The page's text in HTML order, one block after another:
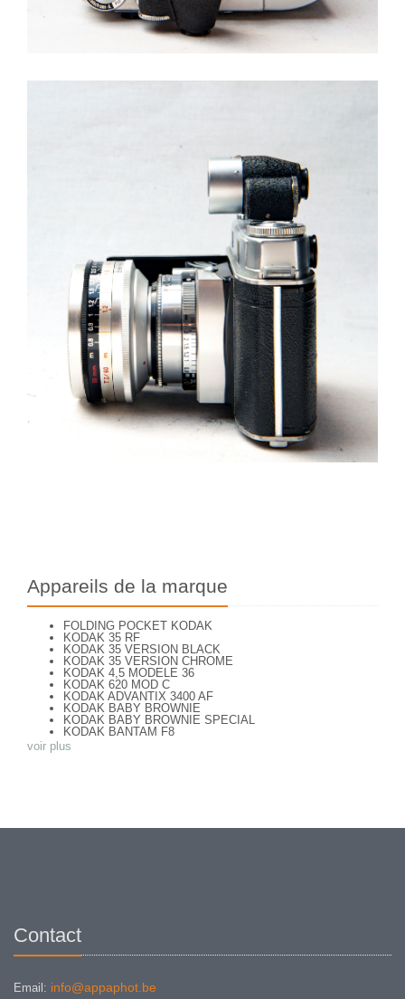
Appareils de la marque
FOLDING POCKET KODAK
KODAK 35 RF
KODAK 35 VERSION BLACK
KODAK 35 VERSION CHROME
KODAK 4,5 MODELE 36
KODAK 620 MOD C
KODAK ADVANTIX 3400 AF
KODAK BABY BROWNIE
KODAK BABY BROWNIE SPECIAL
KODAK BANTAM F8
KODAK BANTAM SPECIAL (Déco)
KODAK BR. JUNIOR 620 Mod 112
KODAK BROWNIE PLIANT SIX 16
KODAK COLORSNAP 35
KODAK CRESTA
KODAK DISK 3500
KODAK DUO 620
voir plus
Contact
Email: info@appaphot.be